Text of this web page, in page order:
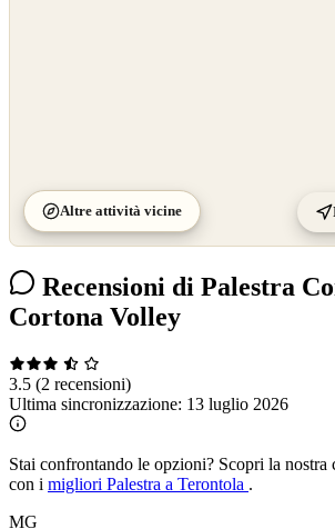
Altre attività vicine
Recensioni di Palestra
Cortona Volley
3.5 (2 recensioni)
Ultima sincronizzazione: 13 luglio 2026
Stai confrontando le opzioni? Scopri la nostra
con i migliori Palestra a Terontola .
MG